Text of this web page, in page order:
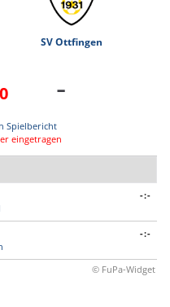
SV Ottfingen
-
Spielbericht
eingetragen
-:-
-:-
© FuPa-Widget